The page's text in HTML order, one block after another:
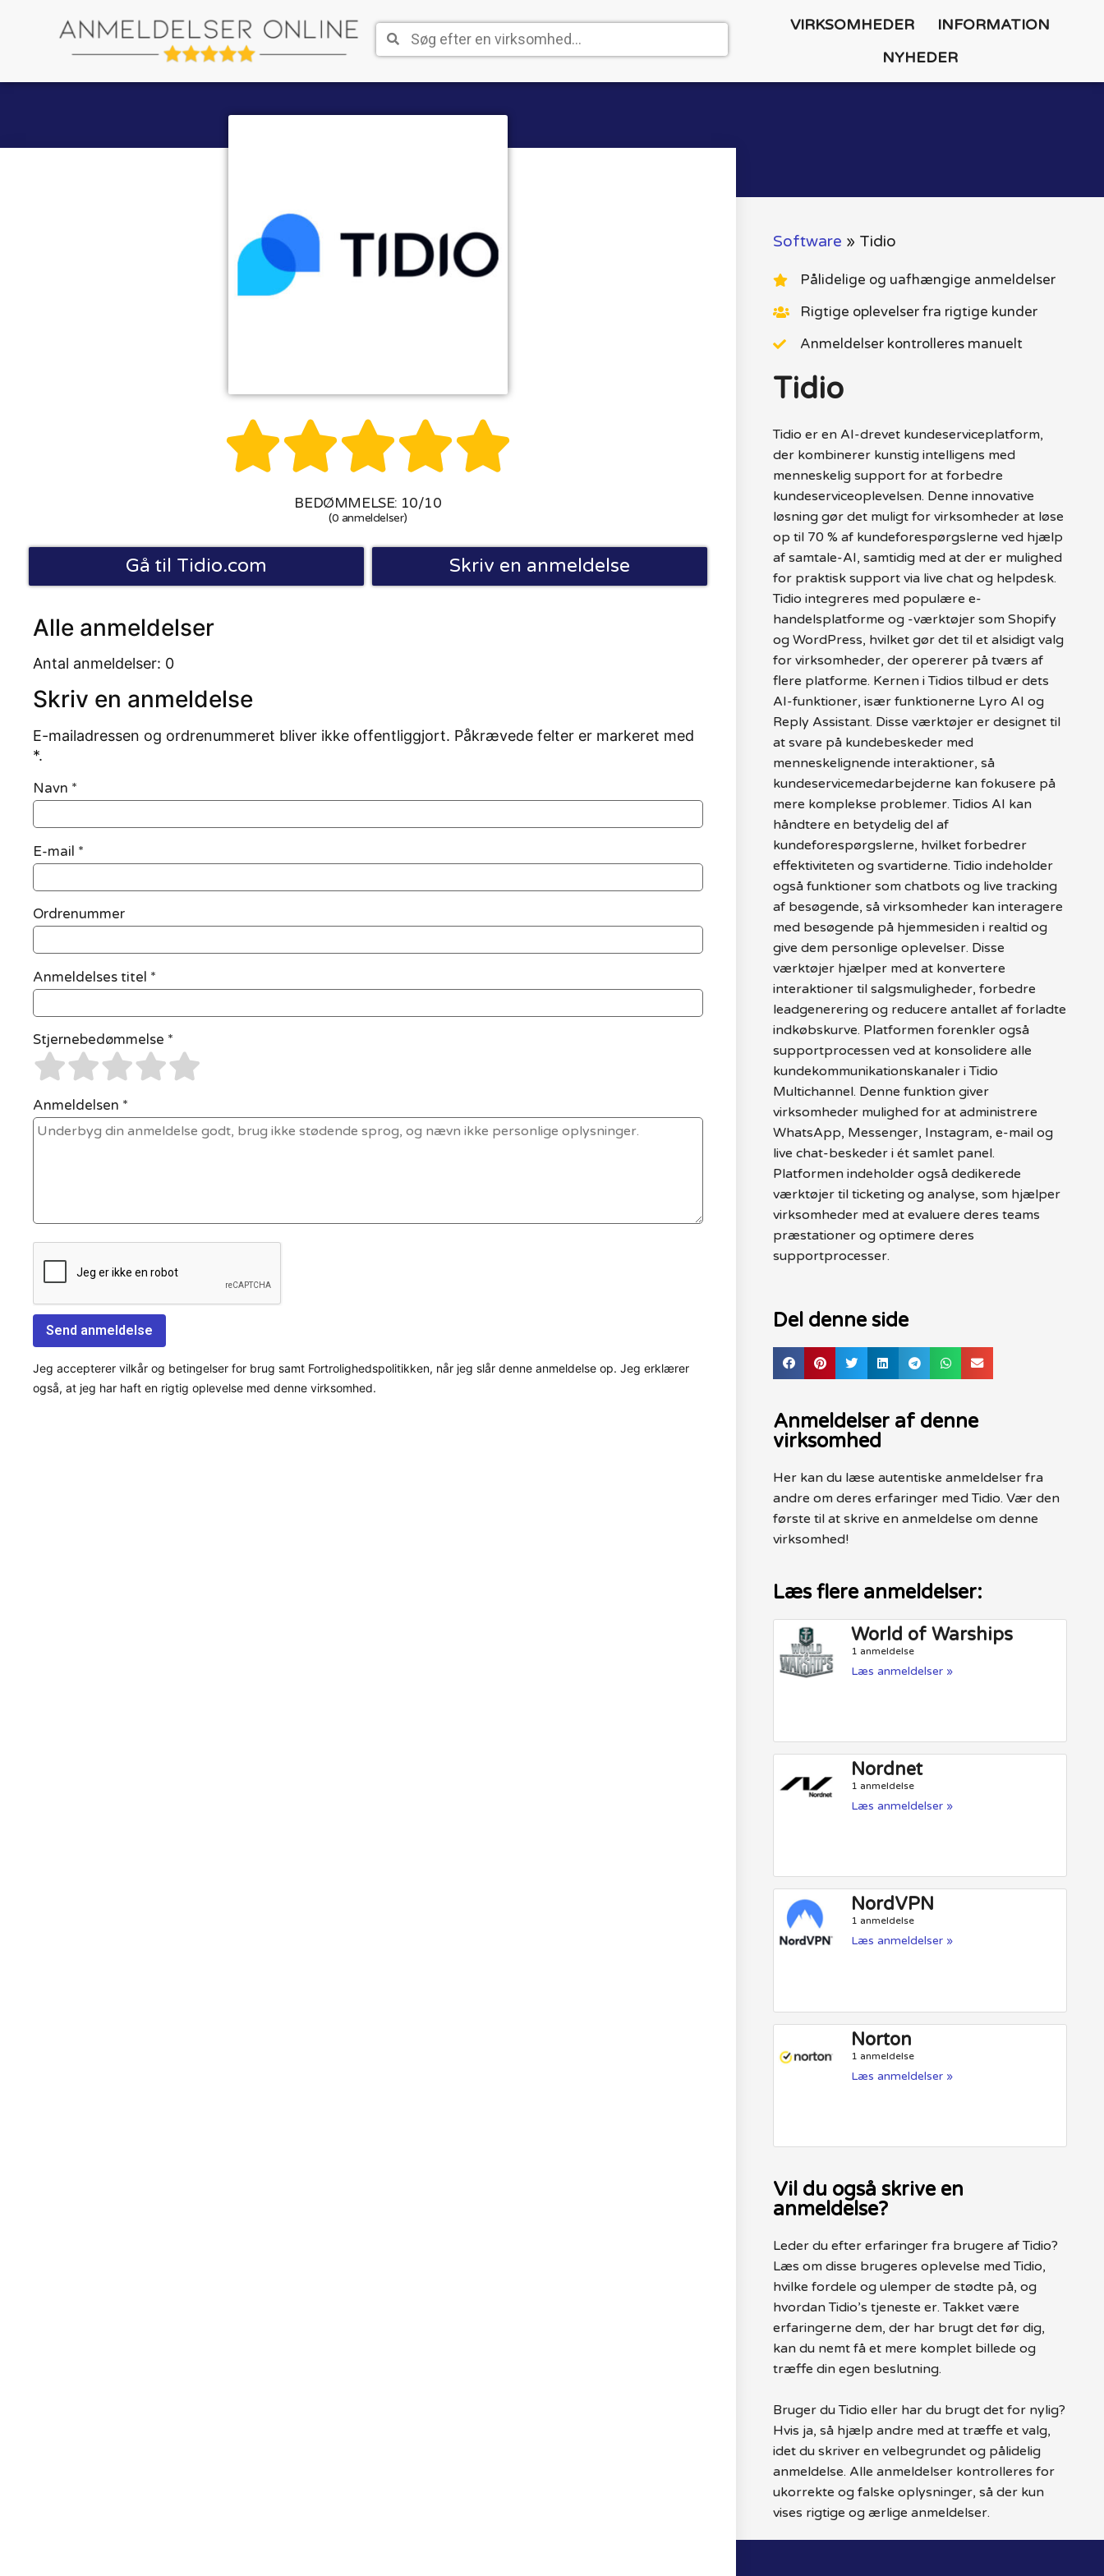
VIRKSOMHEDER
INFORMATION
NYHEDER

BEDØMMELSE: 10/10
(0 anmeldelser)
Gå til Tidio.com Skriv en anmeldelse
Alle anmeldelser
Antal anmeldelser: 0
Skriv en anmeldelse
E-mailadressen og ordrenummeret bliver ikke offentliggjort. Påkrævede felter er markeret med
*.
Navn *
E-mail *
Ordrenummer
Anmeldelses titel *
Stjernebedømmelse *
Anmeldelsen *
Jeg accepterer vilkår og betingelser for brug samt Fortrolighedspolitikken, når jeg slår denne anmeldelse op. Jeg erklærer
også, at jeg har haft en rigtig oplevelse med denne virksomhed.
Software » Tidio
Pålidelige og uafhængige anmeldelser
Rigtige oplevelser fra rigtige kunder
Anmeldelser kontrolleres manuelt
Tidio
Tidio er en AI-drevet kundeserviceplatform,
der kombinerer kunstig intelligens med
menneskelig support for at forbedre
kundeserviceoplevelsen. Denne innovative
løsning gør det muligt for virksomheder at løse
op til 70 % af kundeforespørgslerne ved hjælp
af samtale-AI, samtidig med at der er mulighed
for praktisk support via live chat og helpdesk.
Tidio integreres med populære e-
handelsplatforme og -værktøjer som Shopify
og WordPress, hvilket gør det til et alsidigt valg
for virksomheder, der opererer på tværs af
flere platforme. Kernen i Tidios tilbud er dets
AI-funktioner, især funktionerne Lyro AI og
Reply Assistant. Disse værktøjer er designet til
at svare på kundebeskeder med
menneskelignende interaktioner, så
kundeservicemedarbejderne kan fokusere på
mere komplekse problemer. Tidios AI kan
håndtere en betydelig del af
kundeforespørgslerne, hvilket forbedrer
effektiviteten og svartiderne. Tidio indeholder
også funktioner som chatbots og live tracking
af besøgende, så virksomheder kan interagere
med besøgende på hjemmesiden i realtid og
give dem personlige oplevelser. Disse
værktøjer hjælper med at konvertere
interaktioner til salgsmuligheder, forbedre
leadgenerering og reducere antallet af forladte
indkøbskurve. Platformen forenkler også
supportprocessen ved at konsolidere alle
kundekommunikationskanaler i Tidio
Multichannel. Denne funktion giver
virksomheder mulighed for at administrere
WhatsApp, Messenger, Instagram, e-mail og
live chat-beskeder i ét samlet panel.
Platformen indeholder også dedikerede
værktøjer til ticketing og analyse, som hjælper
virksomheder med at evaluere deres teams
præstationer og optimere deres
supportprocesser.
Del denne side
Anmeldelser af denne
virksomhed
Her kan du læse autentiske anmeldelser fra
andre om deres erfaringer med Tidio. Vær den
første til at skrive en anmeldelse om denne
virksomhed!
Læs flere anmeldelser:
World of Warships
1 anmeldelse
Læs anmeldelser »
Nordnet
1 anmeldelse
Læs anmeldelser »
NordVPN
1 anmeldelse
Læs anmeldelser »
Norton
1 anmeldelse
Læs anmeldelser »
Vil du også skrive en
anmeldelse?
Leder du efter erfaringer fra brugere af Tidio?
Læs om disse brugeres oplevelse med Tidio,
hvilke fordele og ulemper de stødte på, og
hvordan Tidio’s tjeneste er. Takket være
erfaringerne dem, der har brugt det før dig,
kan du nemt få et mere komplet billede og
træffe din egen beslutning.
Bruger du Tidio eller har du brugt det for nylig?
Hvis ja, så hjælp andre med at træffe et valg,
idet du skriver en velbegrundet og pålidelig
anmeldelse. Alle anmeldelser kontrolleres for
ukorrekte og falske oplysninger, så der kun
vises rigtige og ærlige anmeldelser.